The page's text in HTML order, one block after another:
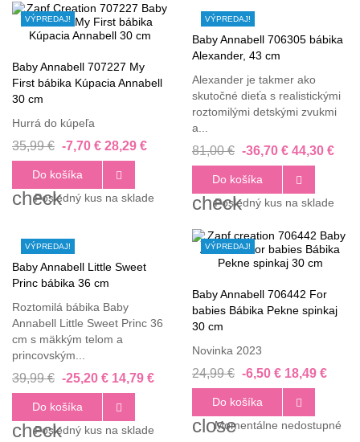
VÝPREDAJ!
Baby Annabell 707227 My
First bábika Kúpacia Annabell
30 cm
Hurrá do kúpeľa
35,99 € -7,70 € 28,29 €
Do košíka 
check
Posledný kus na sklade
VÝPREDAJ!
Baby Annabell 706305 bábika
Alexander, 43 cm
Alexander je takmer ako
skutočné dieťa s realistickými
roztomilými detskými zvukmi
a...
81,00 € -36,70 € 44,30 €
Do košíka 
check
Posledný kus na sklade
VÝPREDAJ!
Baby Annabell Little Sweet
Princ bábika 36 cm
Roztomilá bábika Baby
Annabell Little Sweet Princ 36
cm s mäkkým telom a
princovským...
39,99 € -25,20 € 14,79 €
Do košíka 
check
Posledný kus na sklade
VÝPREDAJ!
Baby Annabell 706442 For
babies Bábika Pekne spinkaj
30 cm
Novinka 2023
24,99 € -6,50 € 18,49 €
Do košíka 
close
Momentálne nedostupné